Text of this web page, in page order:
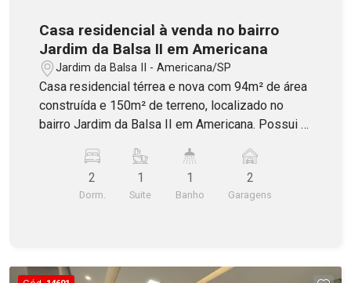
Casa residencial à venda no bairro
Jardim da Balsa II em Americana
Jardim da Balsa II - Americana/SP
Casa residencial térrea e nova com 94m² de área
construída e 150m² de terreno, localizado no
bairro Jardim da Balsa II em Americana. Possui 2
ambientes com pé direito de 4 metros, banheiro
social com armário, cozinha integrada e área de
serviço nos fundos. Além disso, o imóvel
2
Dorm.
1
Suite
1
Banho
2
Garagens